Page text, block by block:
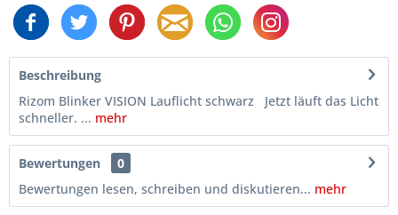
Beschreibung
Rizom Blinker VISION Lauflicht schwarz Jetzt läuft das Licht
schneller. ... mehr
Bewertungen
0
Bewertungen lesen, schreiben und diskutieren... mehr